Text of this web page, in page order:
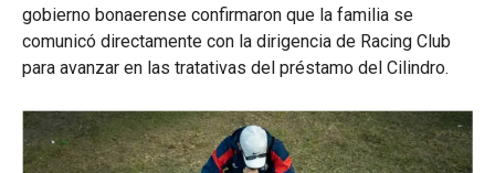
gobierno bonaerense confirmaron que la familia se
comunicó directamente con la dirigencia de Racing Club
para avanzar en las tratativas del préstamo del Cilindro.